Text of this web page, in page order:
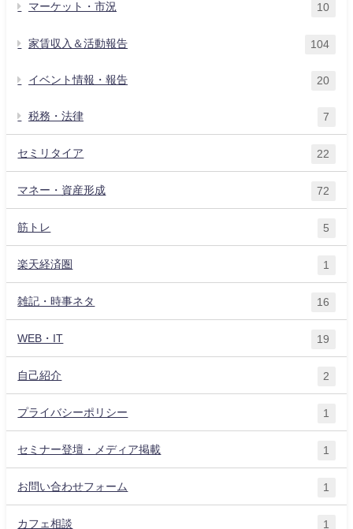
マーケット・市況 10
家賃収入＆活動報告 104
イベント情報・報告 20
税務・法律 7
セミリタイア 22
マネー・資産形成 72
筋トレ 5
楽天経済圏 1
雑記・時事ネタ 16
WEB・IT 19
自己紹介 2
プライバシーポリシー 1
セミナー登壇・メディア掲載 1
お問い合わせフォーム 1
カフェ相談 1